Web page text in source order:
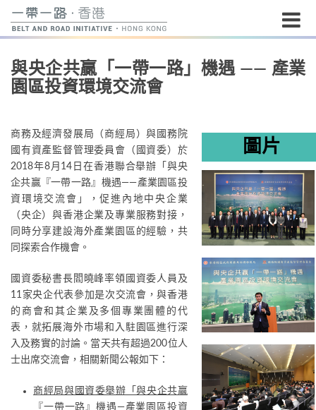
始
內
與央企共贏「一帶一路」機遇 —— 產業
園區投資環境交流會
商務及經濟發展局（商經局）與國務院
國有資產監督管理委員會（國資委）於
2018年8月14日在香港聯合舉辦「與央
企共贏『一帶一路』機遇——產業園區投
資環境交流會」，促進內地中央企業
（央企）與香港企業及專業服務對接，
同時分享建設海外產業園區的經驗，共
同探索合作機會。
國資委秘書長閻曉峰率領國資委人員及
11家央企代表參加是次交流會，與香港
的商會和其企業及多個專業團體的代
表，就拓展海外市場和入駐園區進行深
入及務實的討論。當天共有超過200位人
士出席交流會，相關新聞公報如下：
商經局與國資委舉辦「與央企共贏
『一帶一路』機遇—產業園區投資
圖片